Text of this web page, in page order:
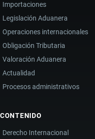
Importaciones
Legislación Aduanera
Operaciones internacionales
Obligación Tributaria
Valoración Aduanera
Actualidad
Procesos administrativos
CONTENIDO
Derecho Internacional